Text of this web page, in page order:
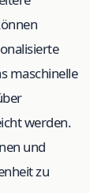
maschinelle
werden.
und
zu